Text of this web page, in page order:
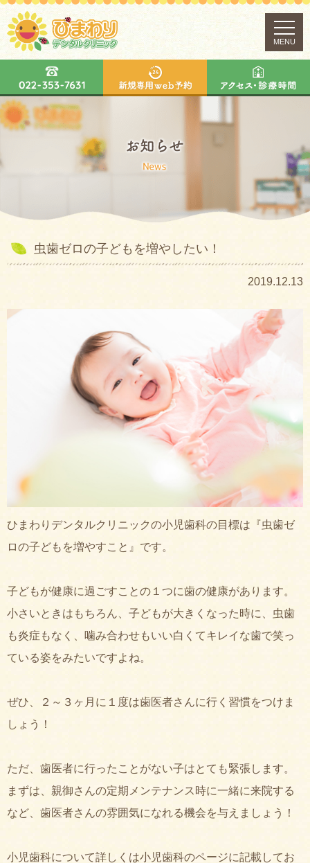
MENU
虫歯ゼロの子どもを増やしたい！
2019.12.13
ひまわりデンタルクリニックの小児歯科の目標は『虫歯ゼ
ロの子どもを増やすこと』です。
子どもが健康に過ごすことの１つに歯の健康があります。
小さいときはもちろん、子どもが大きくなった時に、虫歯
も炎症もなく、噛み合わせもいい白くてキレイな歯で笑っ
ている姿をみたいですよね。
ぜひ、２～３ヶ月に１度は歯医者さんに行く習慣をつけま
しょう！
ただ、歯医者に行ったことがない子はとても緊張します。
まずは、親御さんの定期メンテナンス時に一緒に来院する
など、歯医者さんの雰囲気になれる機会を与えましょう！
小児歯科について詳しくは小児歯科のページに記載してお